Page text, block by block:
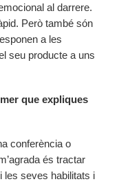
al darrere.
Però també són
a les
seu producte a uns
que expliques
conferència o
és tractar
les seves habilitats i